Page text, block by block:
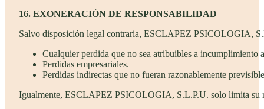
16. EXONERACIÓN DE RESPONSABILIDAD
Salvo disposición legal contraria, ESCLAPEZ PSICOLOGIA,
Cualquier perdida que no sea atribuibles a incumplimiento
Perdidas empresariales.
Perdidas indirectas que no fueran razonablemente
Igualmente, ESCLAPEZ PSICOLOGIA, S.L.P.U. solo limita su